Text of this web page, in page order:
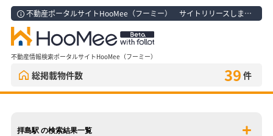
不動産ポータルサイトHooMee（フーミー） サイトリリースしました！
不動産情報検索ポータルサイトHooMee（フーミー）
総掲載物件数 39 件
拝島駅 の検索結果一覧